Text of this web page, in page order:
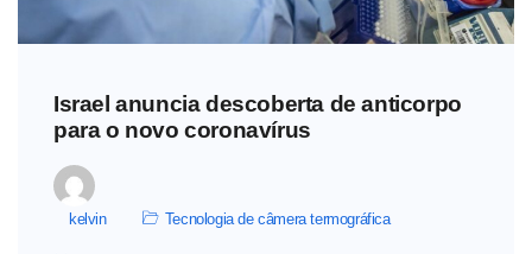
Israel anuncia descoberta de anticorpo
para o novo coronavírus
kelvin Tecnologia de câmera termográfica